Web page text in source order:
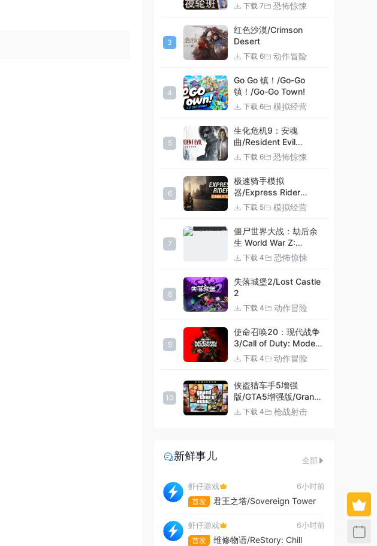
下载 7 恐怖惊悚
3
红色沙漠/Crimson
Desert
下载 6 动作冒险
4
Go Go 镇！/Go-Go
镇！/Go-Go Town!
下载 6 模拟经营
5
生化危机9：安魂
曲/Resident Evil
Requiem
下载 6 恐怖惊悚
6
极速骑手模拟
器/Express Rider
Simulator
下载 5 模拟经营
7
僵尸世界大战：劫后余
生 World War Z:
Aftermath |官方中文
09.27.24 v20240924
集成DLCs 赠多项修改器
+赠999等级.荣誉技能.
紫色荣誉头框.荣誉枪械
技能.解锁存档 解压即玩
下载 4 恐怖惊悚
8
失落城堡2/Lost Castle
2
下载 4 动作冒险
9
使命召唤20：现代战争
3/Call of Duty: Modern
Warfare III
下载 4 动作冒险
10
侠盗猎车手5增强
版/GTA5增强版/Grand
Theft Auto V
下载 4 枪战射击
新鲜事儿 全部
虾仔游戏 6小时前
首发 君王之塔/Sovereign Tower
虾仔游戏 6小时前
首发
维修物语/ReStory: Chill